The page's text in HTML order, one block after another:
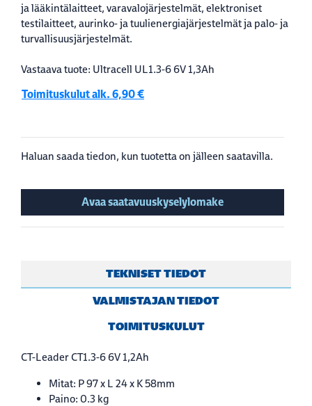
ja lääkintälaitteet, varavalojärjestelmät, elektroniset
testilaitteet, aurinko- ja tuulienergiajärjestelmät ja palo- ja
turvallisuusjärjestelmät.
Vastaava tuote: Ultracell UL1.3-6 6V 1,3Ah
Toimituskulut alk. 6,90 €
Haluan saada tiedon, kun tuotetta on jälleen saatavilla.
Avaa saatavuuskyselylomake
TEKNISET TIEDOT
VALMISTAJAN TIEDOT
TOIMITUSKULUT
CT-Leader CT1.3-6 6V 1,2Ah
Mitat: P 97 x L 24 x K 58mm
Paino: 0.3 kg